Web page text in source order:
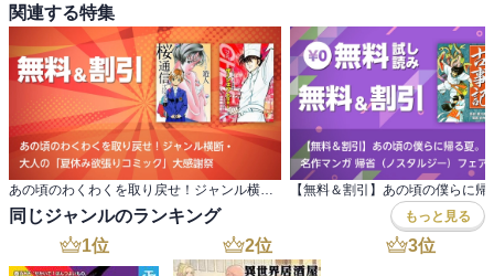
関連する特集
あの頃のわくわくを取り戻せ！ジャンル横断・ 大人の「夏休み欲張りコミック」大感謝祭
同じジャンルのランキング もっと見る
1位 2位 3位